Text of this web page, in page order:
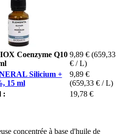
Coenzyme Q10 9,89 € (659,33
€ / L)
Silicium +
15 ml
9,89 €
(659,33 € / L)
:
19,78 €
concentrée à base d'huile de